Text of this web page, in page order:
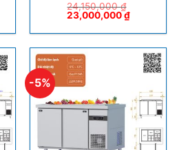
24,150,000₫
23,000,000₫
-5%